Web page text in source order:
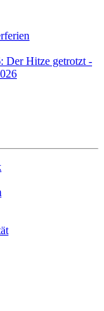
Der Hitze getrotzt -